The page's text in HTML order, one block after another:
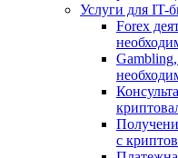
Услуги для IT-
Forex
с